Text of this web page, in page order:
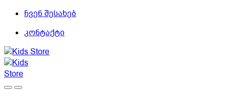
Skip
navigation
Skip
content
ჩვენ შესახებ
კონტაქტი